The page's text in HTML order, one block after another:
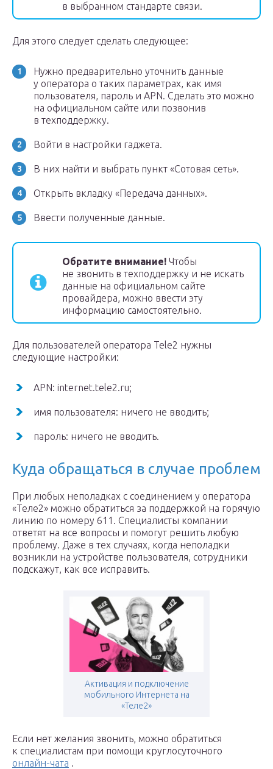
в выбранном стандарте связи.
Для этого следует сделать следующее:
Нужно предварительно уточнить данные
у оператора о таких параметрах, как имя
пользователя, пароль и APN. Сделать это можно
на официальном сайте или позвонив
в техподдержку.
Войти в настройки гаджета.
В них найти и выбрать пункт «Сотовая сеть».
Открыть вкладку «Передача данных».
Ввести полученные данные.
Обратите внимание! Чтобы
не звонить в техподдержку и не искать
данные на официальном сайте
провайдера, можно ввести эту
информацию самостоятельно.
Для пользователей оператора Tele2 нужны
следующие настройки:
APN: internet.tele2.ru;
имя пользователя: ничего не вводить;
пароль: ничего не вводить.
Куда обращаться в случае проблем
При любых неполадках с соединением у оператора
«Теле2» можно обратиться за поддержкой на горячую
линию по номеру 611. Специалисты компании
ответят на все вопросы и помогут решить любую
проблему. Даже в тех случаях, когда неполадки
возникли на устройстве пользователя, сотрудники
подскажут, как все исправить.
Активация и подключение
мобильного Интернета на
«Теле2»
Если нет желания звонить, можно обратиться
к специалистам при помощи круглосуточного
онлайн-чата .